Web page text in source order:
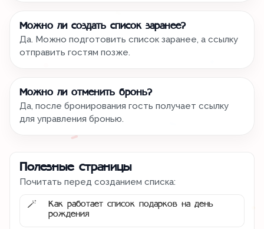
Можно ли создать список заранее?
Да. Можно подготовить список заранее, а ссылку
отправить гостям позже.
Можно ли отменить бронь?
Да, после бронирования гость получает ссылку
для управления бронью.
Полезные страницы
Почитать перед созданием списка:
🪄
Как работает список подарков на день
рождения